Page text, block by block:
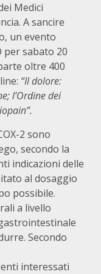
Medici
A sancire
un evento
per sabato 20
oltre 400
“Il dolore:
l’Ordine dei
.
2 sono
secondo la
indicazioni delle
al dosaggio
possibile.
a livello
Secondo
interessati